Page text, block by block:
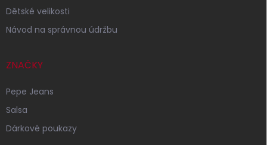
Dětské velikosti
Návod na správnou údržbu
ZNAČKY
Pepe Jeans
Salsa
Dárkové poukazy